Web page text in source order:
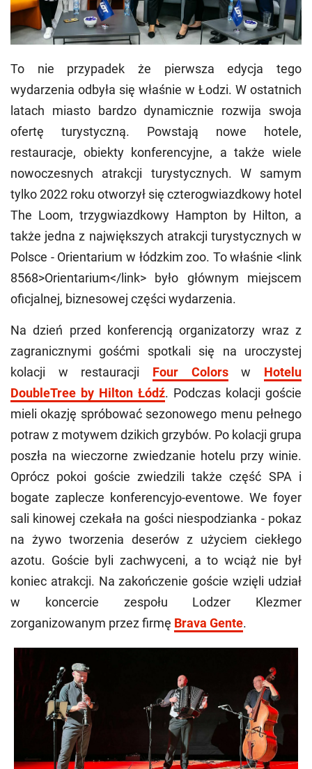
To nie przypadek że pierwsza edycja tego
wydarzenia odbyła się właśnie w Łodzi. W ostatnich
latach miasto bardzo dynamicznie rozwija swoja
ofertę turystyczną. Powstają nowe hotele,
restauracje, obiekty konferencyjne, a także wiele
nowoczesnych atrakcji turystycznych. W samym
tylko 2022 roku otworzył się czterogwiazdkowy hotel
The Loom, trzygwiazdkowy Hampton by Hilton, a
także jedna z największych atrakcji turystycznych w
Polsce - Orientarium w łódzkim zoo. To właśnie <link
8568>Orientarium</link> było głównym miejscem
oficjalnej, biznesowej części wydarzenia.
Na dzień przed konferencją organizatorzy wraz z
zagranicznymi gośćmi spotkali się na uroczystej
kolacji w restauracji Four Colorsw Hotelu
DoubleTree by Hilton Łódź. Podczas kolacji goście
mieli okazję spróbować sezonowego menu pełnego
potraw z motywem dzikich grzybów. Po kolacji grupa
poszła na wieczorne zwiedzanie hotelu przy winie.
Oprócz pokoi goście zwiedzili także część SPA i
bogate zaplecze konferencyjo-eventowe. We foyer
sali kinowej czekała na gości niespodzianka - pokaz
na żywo tworzenia deserów z użyciem ciekłego
azotu. Goście byli zachwyceni, a to wciąż nie był
koniec atrakcji. Na zakończenie goście wzięli udział
w koncercie zespołu Lodzer Klezmer
zorganizowanym przez firmę Brava Gente.